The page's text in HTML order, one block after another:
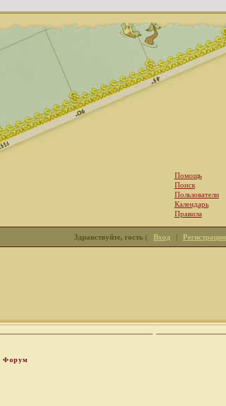
Помощь
Поиск
Пользователи
Календарь
Правила
Здравствуйте, гость ( Вход | Регистрация
Форум